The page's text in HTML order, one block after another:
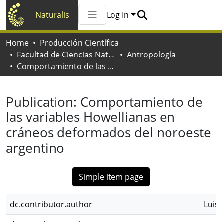
Naturalis
All of Naturalis
Log In
Home
Producción Científica
Facultad de Ciencias Naturales y Museo
Antropología
Comportamiento de las variables Howellianas en cráneos deformados del noroeste argentino
Publication: Comportamiento de
las variables Howellianas en
cráneos deformados del noroeste
argentino
Simple item page
dc.contributor.author